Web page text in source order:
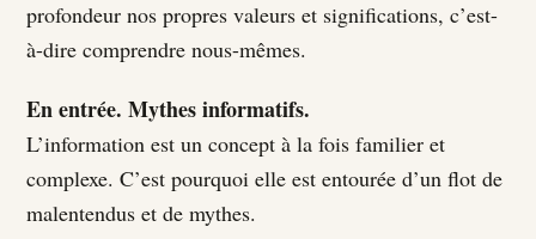
profondeur nos propres valeurs et significations, c’est-
à-dire comprendre nous-mêmes.
En entrée. Mythes informatifs.
L’information est un concept à la fois familier et
complexe. C’est pourquoi elle est entourée d’un flot de
malentendus et de mythes.